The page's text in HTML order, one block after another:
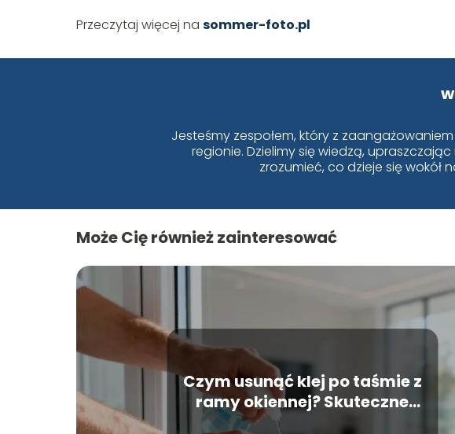
Przeczytaj więcej na sommer-foto.pl
Jesteśmy zespołem, który z
regionie. Dzielimy się wiedzą,
zrozumieć, co dzieje się wokół
Może Cię również zainteresować
Czym usunąć klej po taśmie z
ramy okiennej? Skuteczne
sposoby